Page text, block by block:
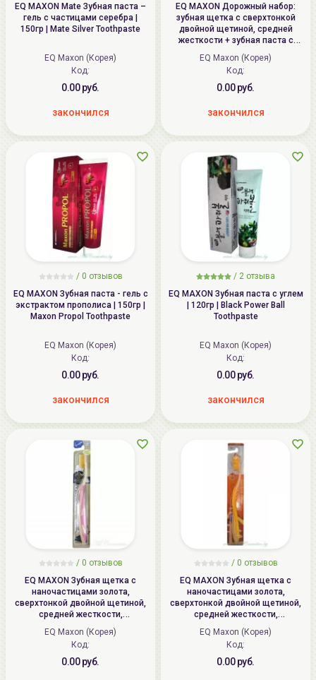
EQ MAXON Mate Зубная паста –
гель с частицами серебра |
150гр | Mate Silver Toothpaste
EQ Maxon (Корея)
Код:
0.00 руб.
закончился
EQ MAXON Дорожный набор:
зубная щетка с сверхтонкой
двойной щетиной, средней
жесткости + зубная паста с
углем | Travel Set
EQ Maxon (Корея)
Код:
0.00 руб.
закончился
/ 0 отзывов
EQ MAXON Зубная паста - гель с
экстрактом прополиса | 150гр |
Maxon Propol Toothpaste
EQ Maxon (Корея)
Код:
0.00 руб.
закончился
/ 2 отзыва
EQ MAXON Зубная паста с углем
| 120гр | Black Power Ball
Toothpaste
EQ Maxon (Корея)
Код:
0.00 руб.
закончился
/ 0 отзывов
EQ MAXON Зубная щетка c
наночастицами золота,
сверхтонкой двойной щетиной,
средней жесткости,
стандартная чистящая головка
| Nano Gold Toothbrush,
MashiMaro
EQ Maxon (Корея)
Код:
0.00 руб.
/ 0 отзывов
EQ MAXON Зубная щетка c
наночастицами золота,
сверхтонкой двойной щетиной,
средней жесткости,
стандартная чистящая головка,
изогнутая ручка | Nano Gold
Toothbrush
EQ Maxon (Корея)
Код:
0.00 руб.